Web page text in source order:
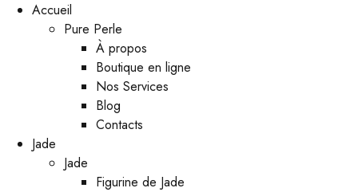
Accueil
Pure Perle
À propos
Boutique en ligne
Nos Services
Blog
Contacts
Jade
Jade
Figurine de Jade